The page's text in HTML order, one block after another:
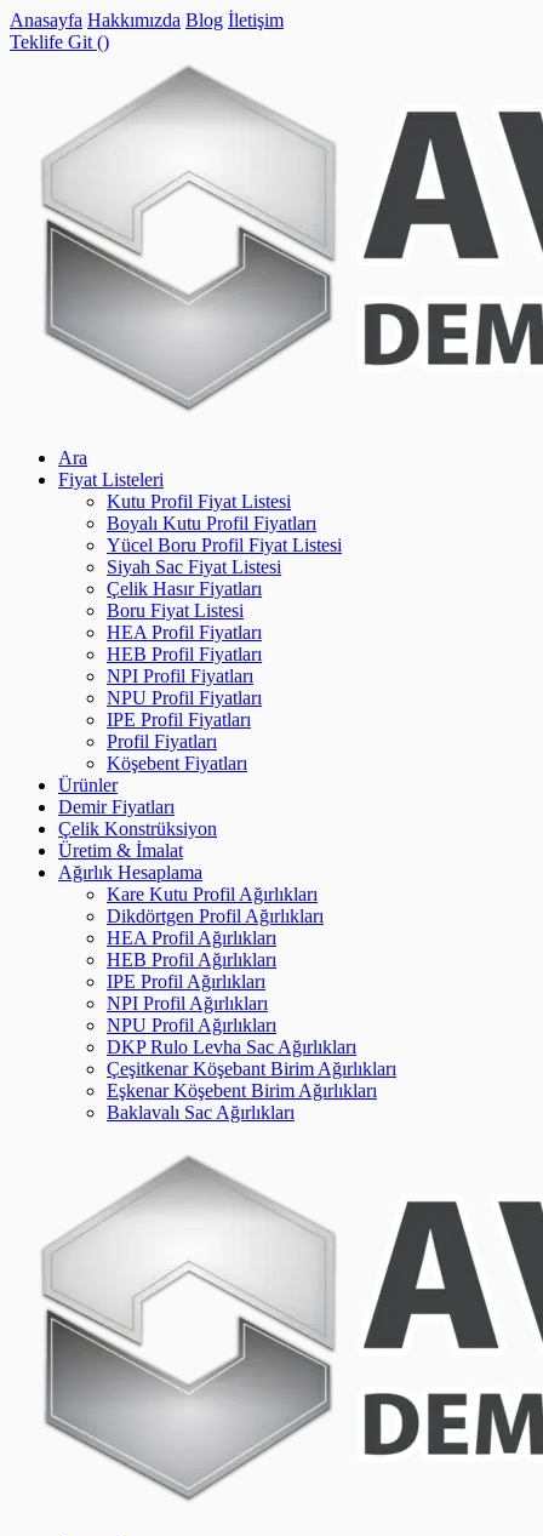
Anasayfa Hakkımızda Blog İletişim
Teklife Git ()
Ara
Fiyat Listeleri
Kutu Profil Fiyat Listesi
Boyalı Kutu Profil Fiyatları
Yücel Boru Profil Fiyat Listesi
Siyah Sac Fiyat Listesi
Çelik Hasır Fiyatları
Boru Fiyat Listesi
HEA Profil Fiyatları
HEB Profil Fiyatları
NPI Profil Fiyatları
NPU Profil Fiyatları
IPE Profil Fiyatları
Profil Fiyatları
Köşebent Fiyatları
Ürünler
Demir Fiyatları
Çelik Konstrüksiyon
Üretim & İmalat
Ağırlık Hesaplama
Kare Kutu Profil Ağırlıkları
Dikdörtgen Profil Ağırlıkları
HEA Profil Ağırlıkları
HEB Profil Ağırlıkları
IPE Profil Ağırlıkları
NPI Profil Ağırlıkları
NPU Profil Ağırlıkları
DKP Rulo Levha Sac Ağırlıkları
Çeşitkenar Köşebant Birim Ağırlıkları
Eşkenar Köşebent Birim Ağırlıkları
Baklavalı Sac Ağırlıkları